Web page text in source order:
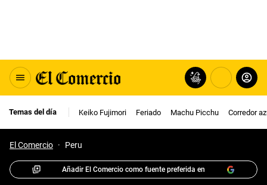
Temas del día Keiko Fujimori Feriado Machu Picchu Corredor
El Comercio · Peru
Añadir El Comercio como fuente preferida en